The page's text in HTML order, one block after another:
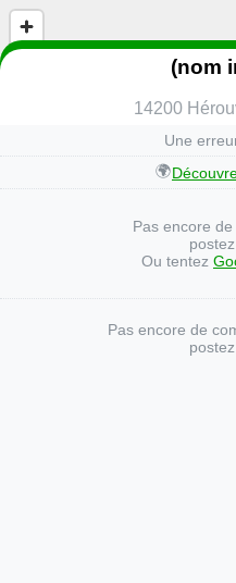
(nom
14200
Une
🌍
Pas encore de
Ou tentez
Pas encore de